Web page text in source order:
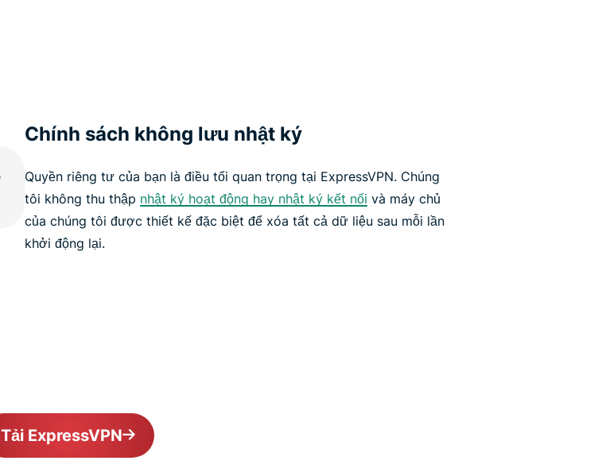
Chính sách không lưu nhật ký
Quyền riêng tư của bạn là điều tối quan trọng tại ExpressVPN. Chúng
tôi không thu thập nhật ký hoạt động hay nhật ký kết nối và máy chủ
của chúng tôi được thiết kế đặc biệt để xóa tất cả dữ liệu sau mỗi lần
khởi động lại.
Tải ExpressVPN